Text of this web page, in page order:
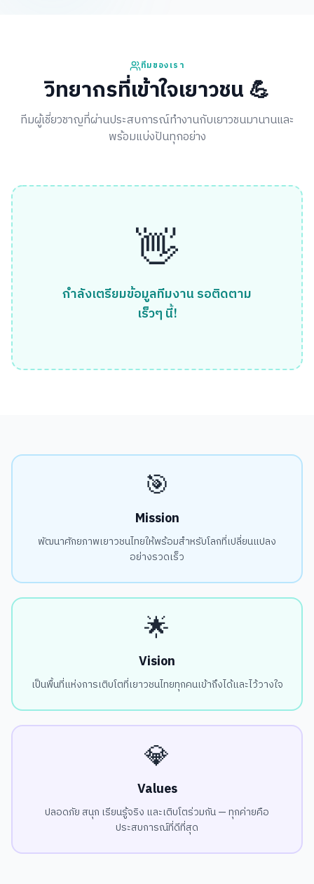
ทีมของเรา
วิทยากรที่เข้าใจเยาวชน 💪
ทีมผู้เชี่ยวชาญที่ผ่านประสบการณ์ทำงานกับเยาวชนมานานและ
พร้อมแบ่งปันทุกอย่าง
👋
กำลังเตรียมข้อมูลทีมงาน รอติดตาม
เร็วๆ นี้!
🎯
Mission
พัฒนาศักยภาพเยาวชนไทยให้พร้อมสำหรับโลกที่เปลี่ยนแปลง
อย่างรวดเร็ว
🌟
Vision
เป็นพื้นที่แห่งการเติบโตที่เยาวชนไทยทุกคนเข้าถึงได้และไว้วางใจ
💎
Values
ปลอดภัย สนุก เรียนรู้จริง และเติบโตร่วมกัน — ทุกค่ายคือ
ประสบการณ์ที่ดีที่สุด